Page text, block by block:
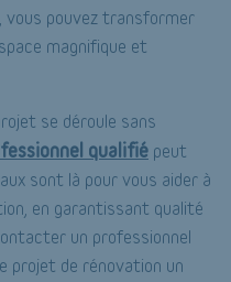
vous pouvez transformer
magnifique et
se déroule sans
qualifié peut
sont là pour vous aider à
en garantissant qualité
un professionnel
projet de rénovation un